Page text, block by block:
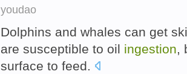
youdao
Dolphins and whales can get
are susceptible to oil ingestion,
surface to feed.